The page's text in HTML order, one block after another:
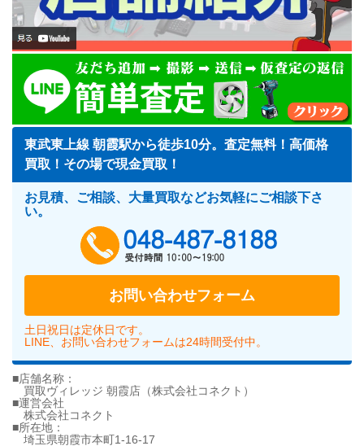
東武東上線 朝霞駅から徒歩10分。査定無料！高価格
買取！その場で現金買取！
お見積、ご相談、大量買取などお気軽にご相談下さ
い。
お問い合わせフォーム
土日祝日は定休日です。
LINE、お問い合わせフォームは24時間受付中。
■店舗名称：
買取ヴィレッジ 朝霞店（株式会社コネクト）
■運営会社
株式会社コネクト
■所在地：
埼玉県朝霞市本町1-16-17